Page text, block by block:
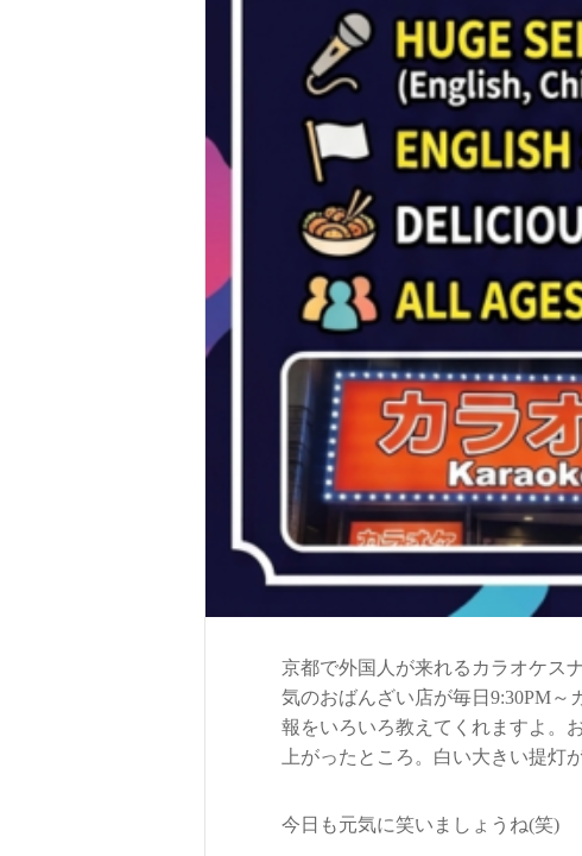
京都で外国人が来れるカラオケス
気のおばんざい店が毎日9:30PM
報をいろいろ教えてくれますよ。
上がったところ。白い大きい提灯
今日も元気に笑いましょうね(笑)